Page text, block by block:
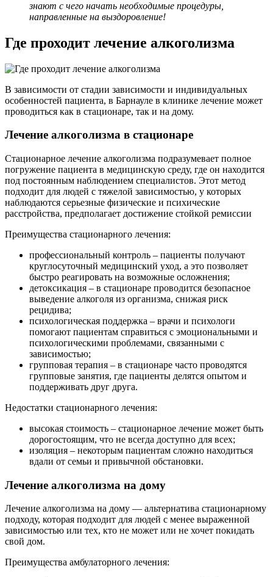
знают с чего начать необходимые процедуры,
направленные на выздоровление!
Где проходит лечение алкоголизма
В зависимости от стадии зависимости и индивидуальных
особенностей пациента, в Барнауле в клинике лечение может
проводиться как в стационаре, так и на дому.
Лечение алкоголизма в стационаре
Стационарное лечение алкоголизма подразумевает полное
погружение пациента в медицинскую среду, где он находится
под постоянным наблюдением специалистов. Этот метод
подходит для людей с тяжелой зависимостью, у которых
наблюдаются серьезные физические и психические
расстройства, предполагает достижение стойкой ремиссии
Преимущества стационарного лечения:
профессиональный контроль – пациенты получают
круглосуточный медицинский уход, а это позволяет
быстро реагировать на возможные осложнения;
детоксикация – в стационаре проводится безопасное
выведение алкоголя из организма, снижая риск
рецидива;
психологическая поддержка – врачи и психологи
помогают пациентам справиться с эмоциональными и
психологическими проблемами, связанными с
зависимостью;
групповая терапия – в стационаре часто проводятся
групповые занятия, где пациенты делятся опытом и
поддерживать друг друга.
Недостатки стационарного лечения:
высокая стоимость – стационарное лечение может быть
дорогостоящим, что не всегда доступно для всех;
изоляция – некоторым пациентам сложно находиться
вдали от семьи и привычной обстановки.
Лечение алкоголизма на дому
Лечение алкоголизма на дому — альтернатива стационарному
подходу, которая подходит для людей с менее выраженной
зависимостью или тех, кто не может или не хочет покидать
свой дом.
Преимущества амбулаторного лечения: